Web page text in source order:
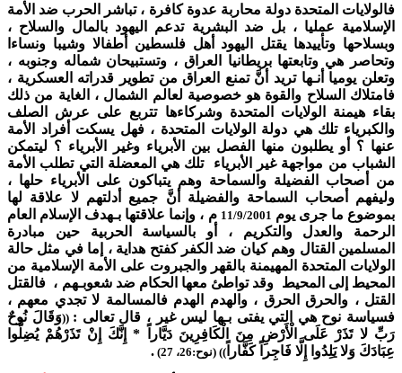
فالولايات المتحدة دولة محاربة عدوة كافرة ، تباشر الحرب ضد الأمة
الإسلامية عمليا ، بل ضد البشرية تدعم اليهود بالمال والسلاح ،
وبسلاحها وتأييدها يقتل اليهود أهل فلسطين أطفالا وشيبا ونساءا
وتحاصر هي وتابعتها بريطانيا العراق ، وتستبيحان شماله وجنوبه ،
وتعلن يوميا أنـها تريد أنَّ تمنع العراق من تطوير قدراته العسكرية ،
فامتلاك السلاح والقوة هو خصوصية لعالم الشمال ، الغاية من ذلك
بقاء هيمنة الولايات المتحدة وشركاءها تتربع على عرش الصلف
والكبرياء تلك هي دولة الولايات المتحدة ، فهل يسكت أفراد الأمة
عنها ؟ أو يطلبون منها الفصل بين الأبرياء وغير الأبرياء ؟ ليتمكن
الشباب من مواجهة غير الأبرياء تلك هي المعضلة التي تطلب الأمة
من أصحاب الفضيلة والسماحة وهم يتباكون على الأبرياء حلها ،
وليفهم أصحاب السماحة والفضيلة أنَّ جميع أدلتهم لا علاقة لها
بموضوع ما جرى يوم 11/9/2001 م ، وإنما علاقتها بـهدف الإسلام العام
الرحمة والعدل والتكريم ، أو بالسياسة الحربية حين مبادرة
المسلمين القتال وهم كيان ضد الكفر كفتح هداية ، إما في مثل حالة
الولايات المتحدة المهيمنة بالقهر والجبروت على الأمة الإسلامية من
المحيط إلى المحيط وقد تواطئ معها الحكام ضد شعوبـهم ، فالقتل
القتل ، والحرق الحرق ، والهدم الهدم فالمسالمة لا تجدي معهم ،
فسياسة نوح هي التي يفتى بـها ليس غير ، قال تعالى : ((وَقَالَ نُوحٌ
رَبِّ لا تَذَرْ عَلَى الْأَرْضِ مِنَ الْكَافِرِينَ دَيَّاراً * إِنَّكَ إِنْ تَذَرْهُمْ يُضِلُّوا
عِبَادَكَ وَلا يَلِدُوا إِلَّا فَاجِراً كَفَّاراً )) (نوح:26، 27) .